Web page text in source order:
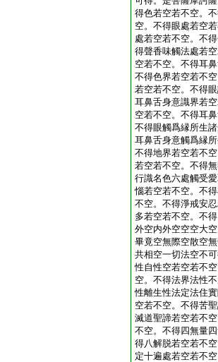
得色若空若不空。
空。不得眼處若空
處若空若不空。不
得聲香味觸法處若
空若不空。不得耳
不得色界若空若不
若空若不空。不得
耳鼻舌身意識界若
空若不空。不得耳
不得眼觸爲縁所生
耳鼻舌身意觸爲縁
不得地界若空若不
若空若不空。不得
行識名色六處觸受
惱若空若不空。不
不空。不得淨戒安
多若空若不空。不
外空内外空空空大
畢竟空無際空散空
共相空一切法空不
性自性空若空若不
空。不得法界法性
性離生性法定法住
空若不空。不得苦
滅道聖諦若空若不
不空。不得四無量
得八解脱若空若不
定十遍處若空若不